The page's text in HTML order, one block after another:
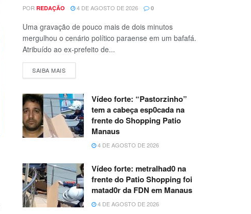
POR REDAÇÃO 4 DE AGOSTO DE 2026 0
Uma gravação de pouco mais de dois minutos
mergulhou o cenário político paraense em um bafafá.
Atribuído ao ex-prefeito de...
SAIBA MAIS
Vídeo forte: “Pastorzinho”
tem a cabeça esp0cada na
frente do Shopping Patio
Manaus
4 DE AGOSTO DE 2026
Vídeo forte: metralhad0 na
frente do Patio Shopping foi
matad0r da FDN em Manaus
4 DE AGOSTO DE 2026